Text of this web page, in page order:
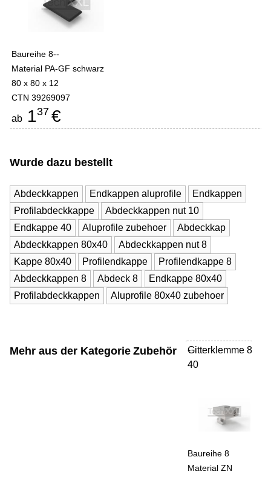
Baureihe 8--
Material PA-GF schwarz
80 x 80 x 12
CTN 39269097
ab 137 €
Wurde dazu bestellt
Abdeckkappen Endkappen aluprofile
Endkappen
Profilabdeckkappe
Abdeckkappen nut 10
Endkappe 40
Aluprofile zubehoer
Abdeckkap
Abdeckkappen 80x40
Abdeckkappen nut 8
Kappe 80x40
Profilendkappe
Profilendkappe 8
Abdeckkappen 8
Abdeck 8
Endkappe 80x40
Profilabdeckkappen
Aluprofile 80x40 zubehoer
Mehr aus der Kategorie Zubehör
Gitterklemme 8
40
-
Baureihe 8
Material ZN